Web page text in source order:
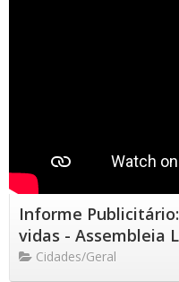
Informe
vidas - Assembleia
Cidades/Geral